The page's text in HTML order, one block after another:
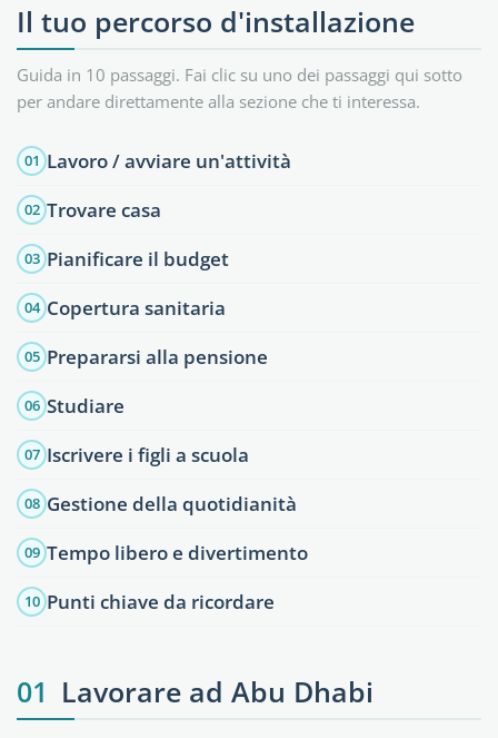
Il tuo percorso d'installazione
Guida in 10 passaggi. Fai clic su uno dei passaggi qui sotto
per andare direttamente alla sezione che ti interessa.
01 Lavoro / avviare un'attività
02 Trovare casa
03 Pianificare il budget
04 Copertura sanitaria
05 Prepararsi alla pensione
06 Studiare
07 Iscrivere i figli a scuola
08 Gestione della quotidianità
09 Tempo libero e divertimento
10 Punti chiave da ricordare
01 Lavorare ad Abu Dhabi